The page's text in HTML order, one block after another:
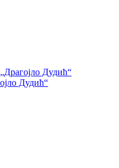
Дудић“
Дудић“